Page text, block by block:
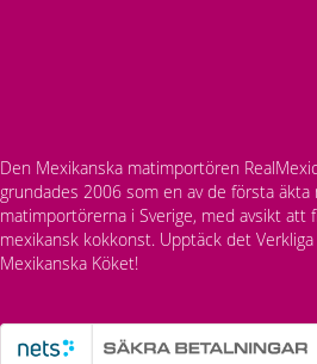
Den Mexikanska matimportören
grundades 2006 som en av de första äkta
matimportörerna i Sverige, med avsikt att
mexikansk kokkonst. Upptäck det Verkliga
Mexikanska Köket!